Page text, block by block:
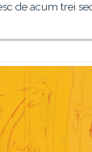
de acum trei